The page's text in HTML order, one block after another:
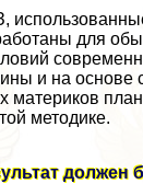
для
и на основе
материков
методике.
должен